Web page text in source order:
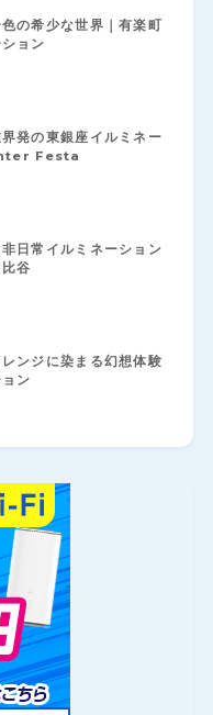
の希少な世界｜有楽町
ョン
発の東銀座イルミネー
Festa
日常イルミネーション
谷
ンジに染まる幻想体験
ン